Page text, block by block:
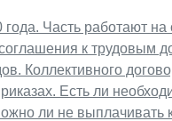
Часть работают на
к трудовым
Коллективного
Есть ли
ли не выплачивать